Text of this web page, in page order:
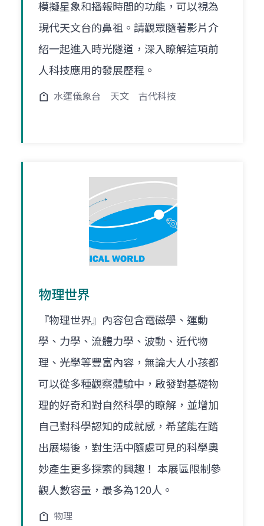
模擬星象和播報時間的功能，可以視為
現代天文台的鼻祖。請觀眾隨著影片介
紹一起進入時光隧道，深入瞭解這項前
人科技應用的發展歷程。
水運儀象台 天文 古代科技
物理世界
『物理世界』內容包含電磁學、運動
學、力學、流體力學、波動、近代物
理、光學等豐富內容，無論大人小孩都
可以從多種觀察體驗中，啟發對基礎物
理的好奇和對自然科學的瞭解，並增加
自己對科學認知的成就感，希望能在踏
出展場後，對生活中隨處可見的科學奧
妙產生更多探索的興趣！ 本展區限制參
觀人數容量，最多為120人。
物理